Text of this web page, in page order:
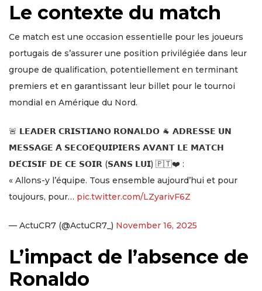
Le contexte du match
Ce match est une occasion essentielle pour les joueurs
portugais de s’assurer une position privilégiée dans leur
groupe de qualification, potentiellement en terminant
premiers et en garantissant leur billet pour le tournoi
mondial en Amérique du Nord.
🚨 𝗟𝗘𝗔𝗗𝗘𝗥 𝗖𝗥𝗜𝗦𝗧𝗜𝗔𝗡𝗢 𝗥𝗢𝗡𝗔𝗟𝗗𝗢 🐐 𝗔𝗗𝗥𝗘𝗦𝗦𝗘 𝗨𝗡
𝗠𝗘𝗦𝗦𝗔𝗚𝗘 𝗔̀ 𝗦𝗘𝗖𝗢𝗘́𝗤𝗨𝗜𝗣𝗜𝗘𝗥𝗦 𝗔𝗩𝗔𝗡𝗧 𝗟𝗘 𝗠𝗔𝗧𝗖𝗛
𝗗𝗘́𝗖𝗜𝗦𝗜𝗙 𝗗𝗘 𝗖𝗘 𝗦𝗢𝗜𝗥 (𝗦𝗔𝗡𝗦 𝗟𝗨𝗜) 🇵🇹❤️ :
« Allons-y l’équipe. Tous ensemble aujourd’hui et pour
toujours, pour… pic.twitter.com/LZyarivF6Z
— ActuCR7 (@ActuCR7_) November 16, 2025
L’impact de l’absence de
Ronaldo